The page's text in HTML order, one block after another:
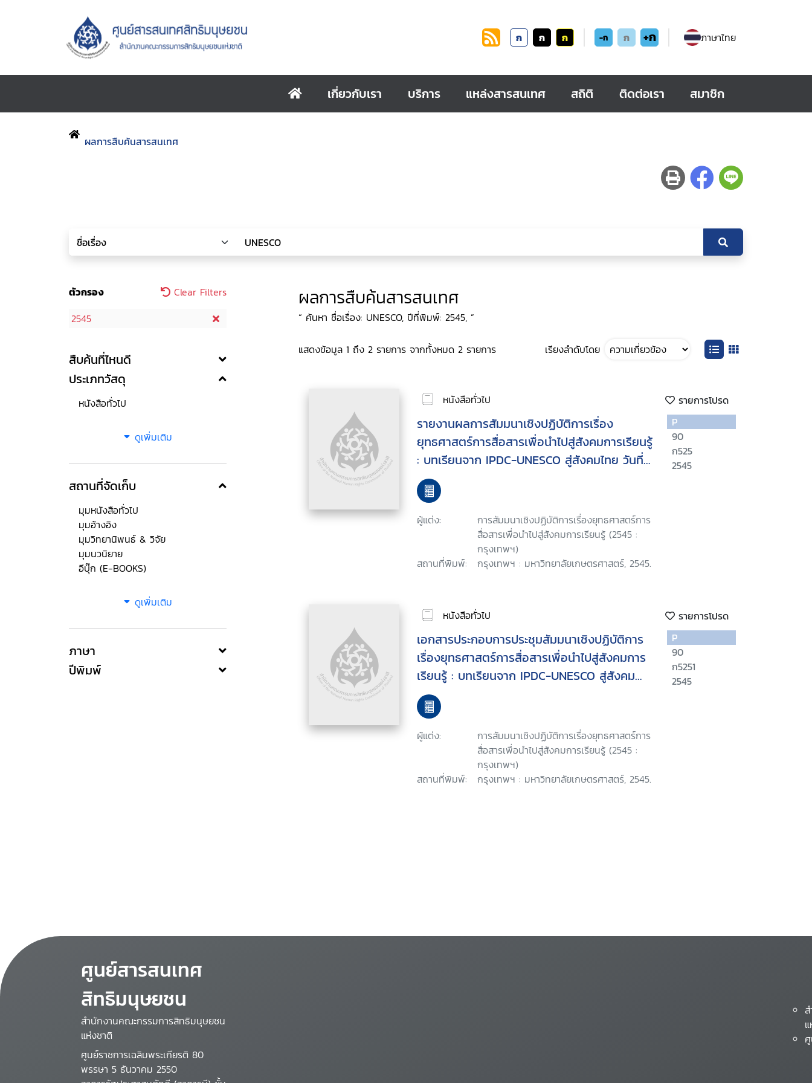
ก ก ก -ก ก +ก ภาษาไทย
เกี่ยวกับเรา บริการ แหล่งสารสนเทศ สถิติ ติดต่อเรา สมาชิก
ผลการสืบค้นสารสนเทศ
ตัวกรอง
Clear Filters
2545
สืบค้นที่ไหนดี
ประเภทวัสดุ
หนังสือทั่วไป
ดูเพิ่มเติม
สถานที่จัดเก็บ
มุมหนังสือทั่วไป
มุมอ้างอิง
มุมวิทยานิพนธ์ & วิจัย
มุมนวนิยาย
อีบุ๊ก (E-BOOKS)
ดูเพิ่มเติม
ภาษา
ปีพิมพ์
ผลการสืบค้นสารสนเทศ
“ ค้นหา ชื่อเรื่อง: UNESCO, ปีที่พิมพ์: 2545, ”
แสดงข้อมูล 1 ถึง 2 รายการ จากทั้งหมด 2 รายการ เรียงลำดับโดย
หนังสือทั่วไป รายการโปรด
รายงานผลการสัมมนาเชิงปฏิบัติการเรื่อง
ยุทธศาสตร์การสื่อสารเพื่อนำไปสู่สังคมการเรียนรู้
: บทเรียนจาก IPDC-UNESCO สู่สังคมไทย วันที่
16 กันยายน 2545 โรงแรมมารวยการ์เด้น
กรุงเทพมหานคร
ผู้แต่ง:
การสัมมนาเชิงปฏิบัติการเรื่องยุทธศาสตร์การ
สื่อสารเพื่อนำไปสู่สังคมการเรียนรู้ (2545 :
กรุงเทพฯ)
สถานที่พิมพ์:
กรุงเทพฯ : มหาวิทยาลัยเกษตรศาสตร์, 2545.
P
90
ก525
2545
หนังสือทั่วไป รายการโปรด
เอกสารประกอบการประชุมสัมมนาเชิงปฏิบัติการ
เรื่องยุทธศาสตร์การสื่อสารเพื่อนำไปสู่สังคมการ
เรียนรู้ : บทเรียนจาก IPDC-UNESCO สู่สังคม
ไทย วันที่ 16 กันยายน 2545 โรงแรมมารวยการ์
เด้น กรุงเทพมหานคร
ผู้แต่ง:
การสัมมนาเชิงปฏิบัติการเรื่องยุทธศาสตร์การ
สื่อสารเพื่อนำไปสู่สังคมการเรียนรู้ (2545 :
กรุงเทพฯ)
สถานที่พิมพ์:
กรุงเทพฯ : มหาวิทยาลัยเกษตรศาสตร์, 2545.
P
90
ก5251
2545
ศูนย์สารสนเทศ
สิทธิมนุษยชน
สำนักงานคณะกรรมการสิทธิมนุษยชน
แห่งชาติ
ศูนย์ราชการเฉลิมพระเกียรติ 80
พรรษา 5 ธันวาคม 2550